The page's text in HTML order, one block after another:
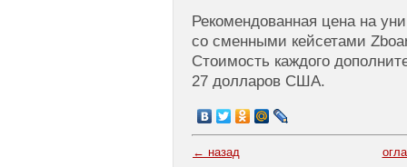
Рекомендованная цена на
со сменными кейсетами
Стоимость каждого
27 долларов США.
← назад